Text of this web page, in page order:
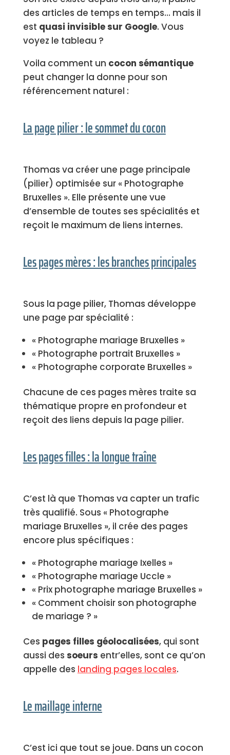
des articles de temps en temps… mais il
est quasi invisible sur Google. Vous
voyez le tableau ?
Voila comment un cocon sémantique
peut changer la donne pour son
référencement naturel :
La page pilier : le sommet du cocon
Thomas va créer une page principale
(pilier) optimisée sur « Photographe
Bruxelles ». Elle présente une vue
d’ensemble de toutes ses spécialités et
reçoit le maximum de liens internes.
Les pages mères : les branches principales
Sous la page pilier, Thomas développe
une page par spécialité :
« Photographe mariage Bruxelles »
« Photographe portrait Bruxelles »
« Photographe corporate Bruxelles »
Chacune de ces pages mères traite sa
thématique propre en profondeur et
reçoit des liens depuis la page pilier.
Les pages filles : la longue traîne
C’est là que Thomas va capter un trafic
très qualifié. Sous « Photographe
mariage Bruxelles », il crée des pages
encore plus spécifiques :
« Photographe mariage Ixelles »
« Photographe mariage Uccle »
« Prix photographe mariage Bruxelles »
« Comment choisir son photographe
de mariage ? »
Ces pages filles géolocalisées, qui sont
aussi des soeurs entr’elles, sont ce qu’on
appelle des landing pages locales.
Le maillage interne
C’est ici que tout se joue. Dans un cocon